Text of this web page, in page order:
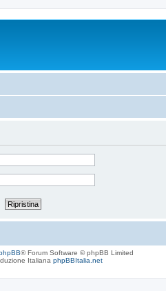
® Forum Software © phpBB Limited
Italiana phpBBItalia.net